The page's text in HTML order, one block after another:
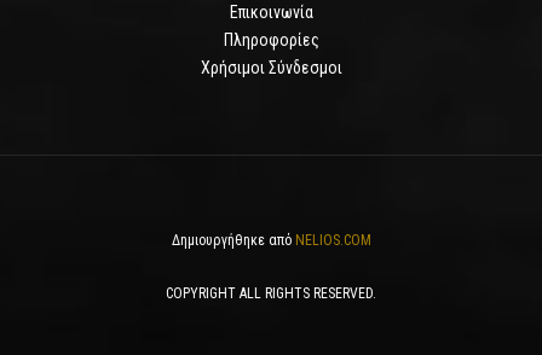
Επικοινωνία
Πληροφορίες
Χρήσιμοι Σύνδεσμοι
Δημιουργήθηκε από NELIOS.COM
COPYRIGHT ALL RIGHTS RESERVED.